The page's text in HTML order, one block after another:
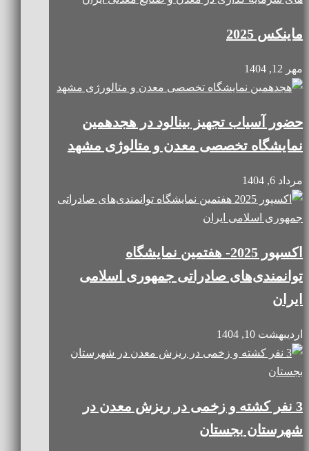
ماینکس 2025
مهر 12, 1404
حضور آسیاب تجهیز بینالود در هجدهمین
نمایشگاه تخصصی معدن و متالوژی مشهد
مرداد 6, 1404
اکسپور 2025- هفتمین نمایشگاه
توانمندی‌های صادراتی جمهوری اسلامی
ایران
اردیبهشت 10, 1404
3 نفر کشته و زخمی در ریزش معدن در
شهرستان بجستان